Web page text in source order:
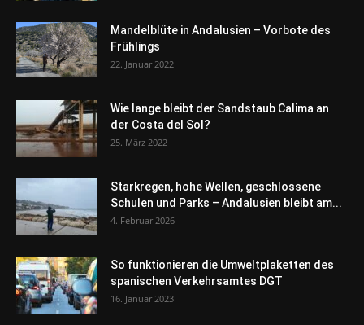
Mandelblüte in Andalusien – Vorbote des
Frühlings
22. Januar 2022
Wie lange bleibt der Sandstaub Calima an
der Costa del Sol?
25. März 2022
Starkregen, hohe Wellen, geschlossene
Schulen und Parks – Andalusien bleibt am...
4. Februar 2026
So funktionieren die Umweltplaketten des
spanischen Verkehrsamtes DGT
16. Januar 2023